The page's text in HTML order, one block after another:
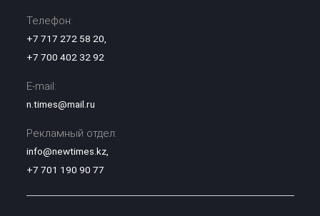
Телефон:
+7 717 272 58 20,
+7 700 402 32 92
E-mail:
n.times@mail.ru
Рекламный отдел:
info@newtimes.kz,
+7 701 190 90 77